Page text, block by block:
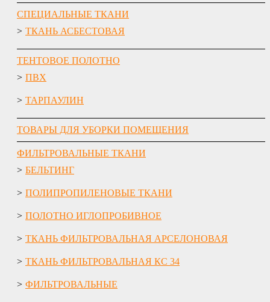
СПЕЦИАЛЬНЫЕ ТКАНИ
ТКАНЬ АСБЕСТОВАЯ
ТЕНТОВОЕ ПОЛОТНО
ПВХ
ТАРПАУЛИН
ТОВАРЫ ДЛЯ УБОРКИ ПОМЕЩЕНИЯ
ФИЛЬТРОВАЛЬНЫЕ ТКАНИ
БЕЛЬТИНГ
ПОЛИПРОПИЛЕНОВЫЕ ТКАНИ
ПОЛОТНО ИГЛОПРОБИВНОЕ
ТКАНЬ ФИЛЬТРОВАЛЬНАЯ АРСЕЛОНОВАЯ
ТКАНЬ ФИЛЬТРОВАЛЬНАЯ КС 34
ФИЛЬТРОВАЛЬНЫЕ